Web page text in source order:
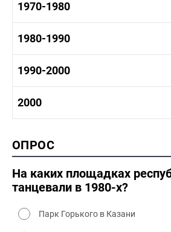
1950-1960 культура
1960-1970 история
1960-1970 промышленность
1960-1970 культура
1970-1980
1970-1980 история
1970-1980 культура
1970 - 1980 быт
1980-1990
1980 -1990 история
1980-1990 культура
1990-2000
1990-2000 культура
2000
2000 промышленность
2000 культура
ОПРОС
На каких площадках
танцевали в 1980-х?
Парк Горького в Казани